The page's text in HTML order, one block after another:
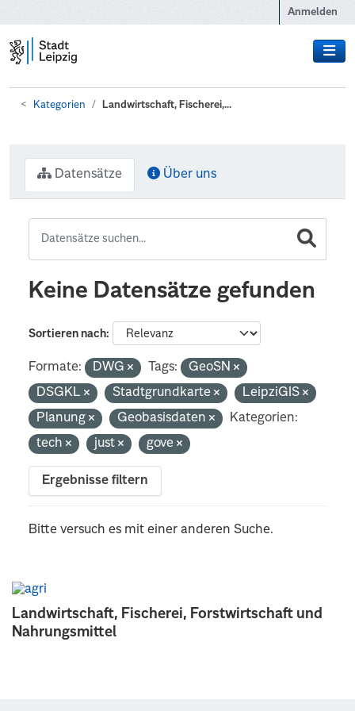
Anmelden
Kategorien Landwirtschaft, Fischerei,...
Landwirtschaft, Fischerei, Forstwirtschaft und
Nahrungsmittel
Datensätze Über uns
Keine Datensätze gefunden
Sortieren nach
Formate: DWG Tags:
GeoSN
DSGKL
Stadtgrundkarte
LeipziGIS
Planung
Geobasisdaten
Kategorien:
tech
just gove
Ergebnisse filtern
Bitte versuch es mit einer anderen Suche.